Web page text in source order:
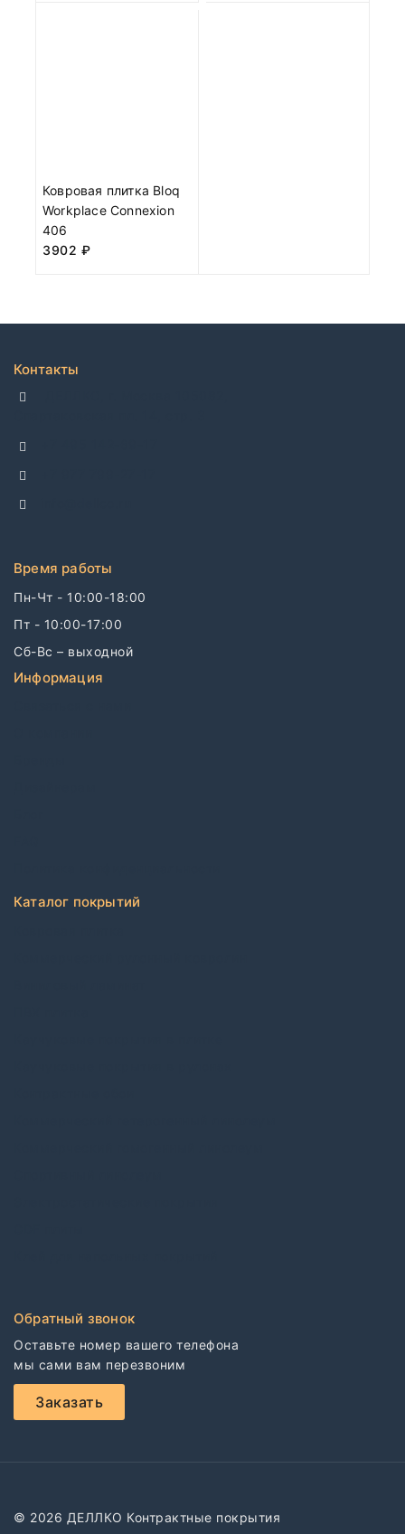
Ковровая плитка Bloq
Workplace Connexion
406
3902 ₽
Контакты
Время работы
Пн-Чт - 10:00-18:00
Пт - 10:00-17:00
Сб-Вс – выходной
Информация
Каталог покрытий
Обратный звонок
Оставьте номер вашего телефона
мы сами вам перезвоним
Заказать
© 2026 ДЕЛЛКО Контрактные покрытия